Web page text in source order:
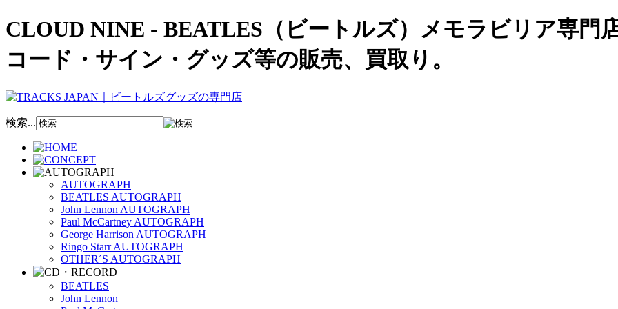
CLOUD NINE - BEATLES（ビートルズ）メモラビリア専門
コード・サイン・グッズ等の販売、買取り。
検索...
AUTOGRAPH
BEATLES AUTOGRAPH
John Lennon AUTOGRAPH
Paul McCartney AUTOGRAPH
George Harrison AUTOGRAPH
Ringo Starr AUTOGRAPH
OTHER´S AUTOGRAPH
BEATLES
John Lennon